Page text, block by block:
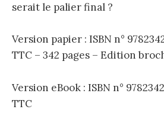
serait le palier final ?
Version papier : ISBN n°
TTC – 342 pages – Edition
Version eBook : ISBN n°
TTC